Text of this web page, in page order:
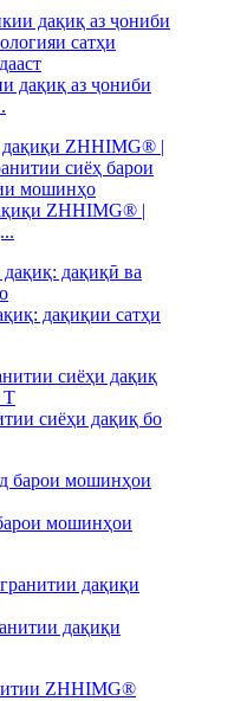
дақиқ аз ҷониби
ZHHIMG® |
дақиқии сатҳи
сиёҳи дақиқ бо
мошинҳои
дақиқи